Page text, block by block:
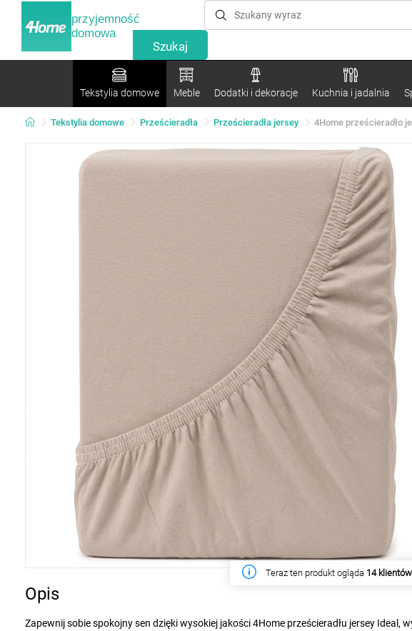
przyjemność
domowa
Tekstylia domowe Meble Dodatki i dekoracje Kuchnia i jadalnia
Tekstylia domowe Prześcieradła Prześcieradła jersey 4Home prześcieradło
W tym tygodniu produkt kupiło261
Opis
Zapewnij sobie spokojny sen dzięki wysokiej jakości 4Home prześcieradłu jersey Ideal,